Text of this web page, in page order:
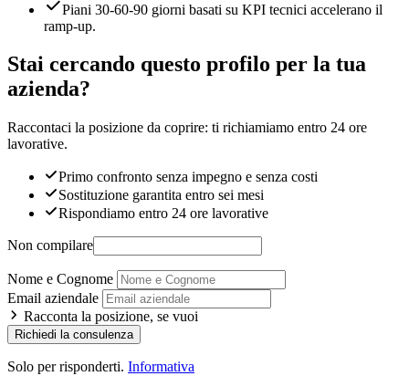
Piani 30-60-90 giorni basati su KPI tecnici accelerano il
ramp-up.
Stai cercando questo profilo per la tua
azienda?
Raccontaci la posizione da coprire: ti richiamiamo entro 24 ore
lavorative.
Primo confronto senza impegno e senza costi
Sostituzione garantita entro sei mesi
Rispondiamo entro 24 ore lavorative
Non compilare
Nome e Cognome
Email aziendale
Racconta la posizione, se vuoi
Richiedi la consulenza
Solo per risponderti. Informativa